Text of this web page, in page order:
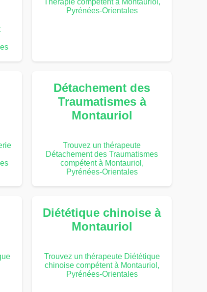
Pyrénées-Orientales
Détachement des
Traumatismes à
Montauriol
Trouvez un thérapeute
Détachement des Traumatismes
compétent à Montauriol,
Pyrénées-Orientales
Diététique chinoise à
Montauriol
Trouvez un thérapeute Diététique
chinoise compétent à Montauriol,
Pyrénées-Orientales